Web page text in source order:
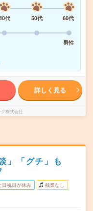
代 50代
60代
男性
詳しく見る
株式会社
」「グチ」も
日祝日が休み 残業なし